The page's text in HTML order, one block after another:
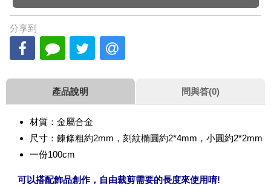
分享到
產品說明 問與答(0)
材質：金屬合金
尺寸：鍊條粗約2mm，刻紋橢圓約2*4mm，小圓約2*2mm
一份100cm
可以搭配飾品創作，自由裁剪需要的長度來使用唷!